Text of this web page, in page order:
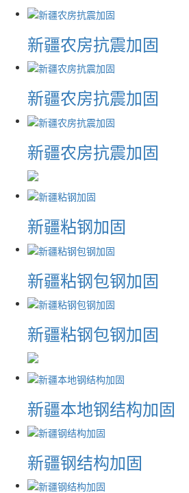
新疆农房抗震加固
新疆农房抗震加固
新疆农房抗震加固
新疆粘钢加固
新疆粘钢包钢加固
新疆粘钢包钢加固
新疆本地钢结构加固
新疆钢结构加固